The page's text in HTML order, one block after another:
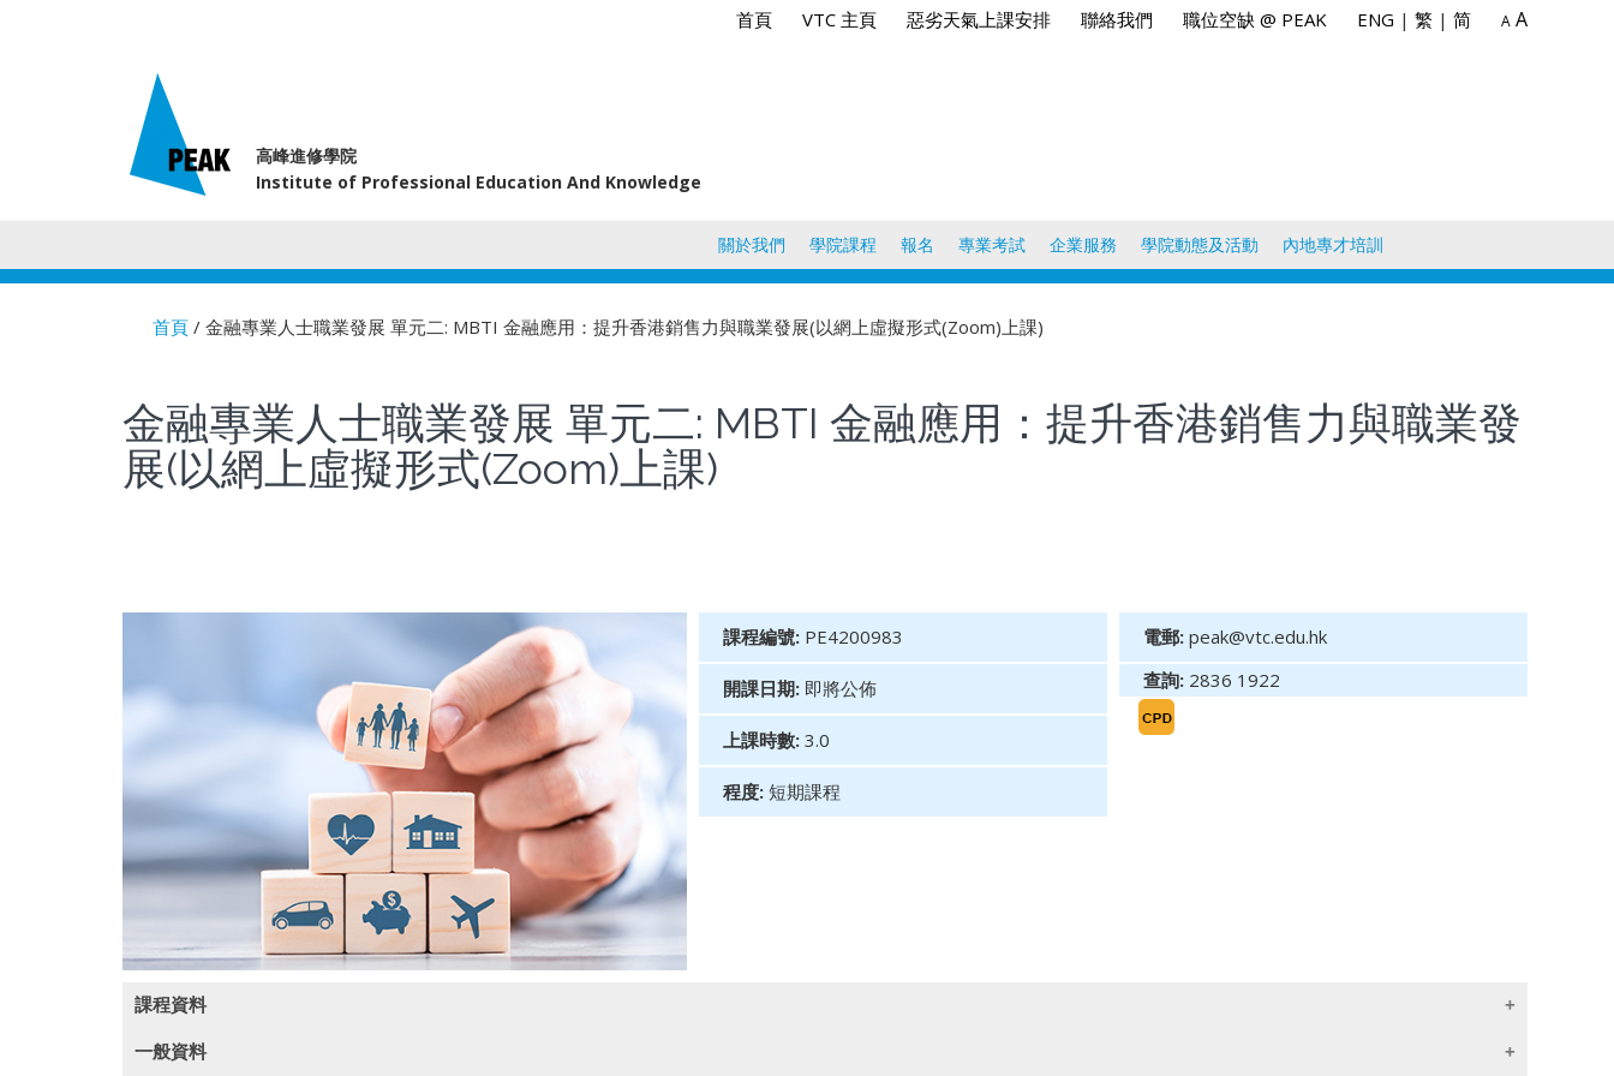
首頁 VTC 主頁 惡劣天氣上課安排 聯絡我們 職位空缺 @ PEAK ENG | 繁 | 简 A A
高峰進修學院
Institute of Professional Education And Knowledge
關於我們 學院課程 報名 專業考試 企業服務 學院動態及活動 內地專才培訓
首頁 / 金融專業人士職業發展 單元二: MBTI 金融應用：提升香港銷售力與職業發展(以網上虛擬形式(Zoom)上課)
金融專業人士職業發展 單元二: MBTI 金融應用：提升香港銷售力與職業發
展(以網上虛擬形式(Zoom)上課)
課程編號: PE4200983
開課日期: 即將公佈
上課時數: 3.0
程度: 短期課程
電郵: peak@vtc.edu.hk
查詢: 2836 1922
課程資料
一般資料